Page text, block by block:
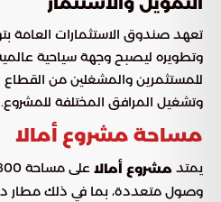
تعهد صندوق الاستثمارات العامة
وتطويره ليصبح وجهة سياحية
للمستثمرين والمشغلين من
وتشغيل المرافق المختلفة للمشروع.
مساحة مشروع أمالا
يمتد مشروع أمالا
وصول متعددة، بما في ذلك